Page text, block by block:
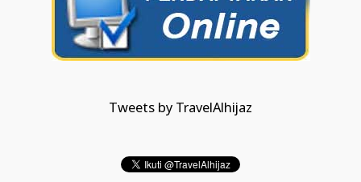
Tweets by TravelAlhijaz